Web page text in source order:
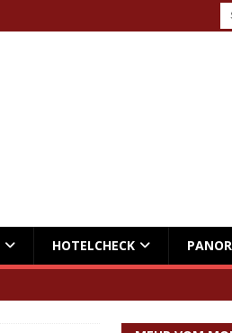
HOTELCHECK